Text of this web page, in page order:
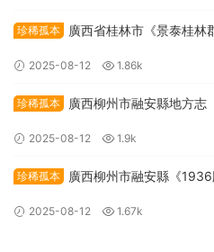
珍稀孤本
廣西省桂林市《景泰桂林
2025-08-12 1.86k
珍稀孤本
廣西柳州市融安縣地方志
2025-08-12 1.9k
珍稀孤本
廣西柳州市融安縣《
2025-08-12 1.67k